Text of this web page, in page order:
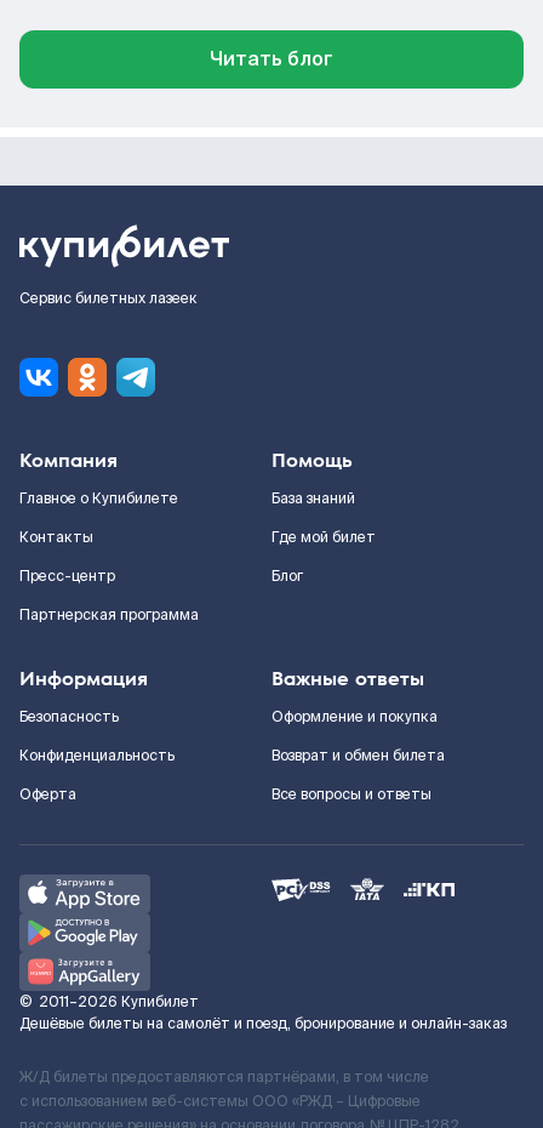
Читать блог
Сервис билетных лазеек
Компания
Главное о Купибилете
Контакты
Пресс-центр
Партнерская программа
Помощь
База знаний
Где мой билет
Блог
Информация
Безопасность
Конфиденциальность
Оферта
Важные ответы
Оформление и покупка
Возврат и обмен билета
Все вопросы и ответы
© 2011–2026 Купибилет
Дешёвые билеты на самолёт и поезд, бронирование и онлайн-заказ
Ж/Д билеты предоставляются партнёрами, в том числе
с использованием веб-системы ООО «РЖД – Цифровые